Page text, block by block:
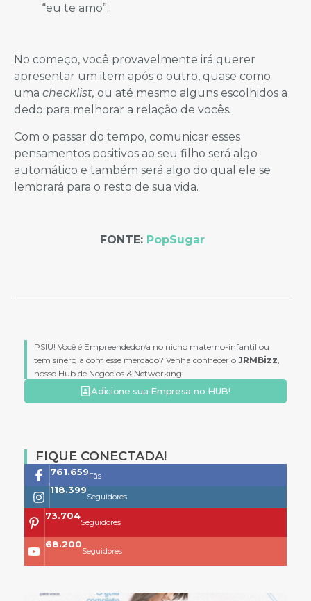
“eu te amo”.
No começo, você provavelmente irá querer
apresentar um item após o outro, quase como
uma checklist, ou até mesmo alguns escolhidos a
dedo para melhorar a relação de vocês.
Com o passar do tempo, comunicar esses
pensamentos positivos ao seu filho será algo
automático e também será algo do qual ele se
lembrará para o resto de sua vida.
FONTE: PopSugar
PSIU! Você é Empreendedor/a no nicho materno-infantil ou
tem sinergia com esse mercado? Venha conhecer o JRMBizz,
nosso Hub de Negócios & Networking:
Adicione sua Empresa no HUB!
FIQUE CONECTADA!
761.659Fãs
118.399
Seguidores
73.704
Seguidores
68.200
Seguidores